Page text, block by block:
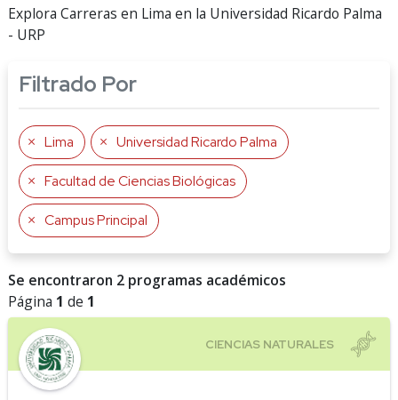
Explora Carreras en Lima en la Universidad Ricardo Palma
- URP
Filtrado Por
Lima Universidad Ricardo Palma
Facultad de Ciencias Biológicas
Campus Principal
Se encontraron 2 programas académicos
Página 1 de 1